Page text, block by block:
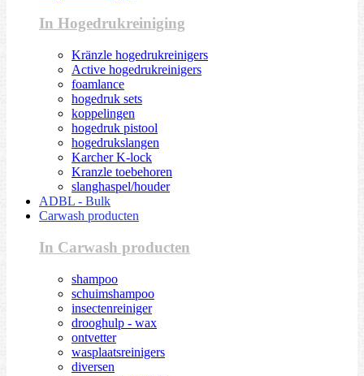
In Hogedrukreiniging
Kränzle hogedrukreinigers
Active hogedrukreinigers
foamlance
hogedruk sets
koppelingen
hogedruk pistool
hogedrukslangen
Karcher K-lock
Kranzle toebehoren
slanghaspel/houder
ADBL - Bulk
Carwash producten
In Carwash producten
shampoo
schuimshampoo
insectenreiniger
drooghulp - wax
ontvetter
wasplaatsreinigers
diversen